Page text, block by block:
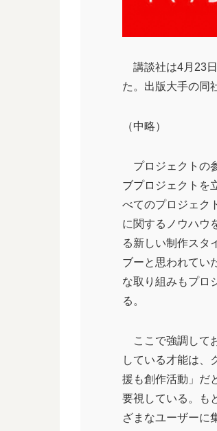
講談社は4月23日
た。出版大手の同
（中略）
プロジェクトの
ブプロジェクトを
べてのプロジェク
に関するノウハウ
る新しい制作スタ
ブーと思われてい
な取り組みもプロ
る。
ここで強調して
している才能は、
援も創作活動」だ
要視している。も
ざまなユーザーに